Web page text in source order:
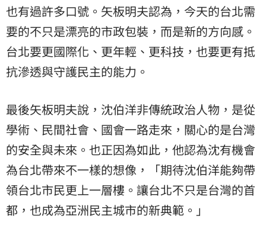
也有過許多口號。矢板明夫認為，今天的台北需
要的不只是漂亮的市政包裝，而是新的方向感。
台北要更國際化、更年輕、更科技，也要更有抵
抗滲透與守護民主的能力。
最後矢板明夫說，沈伯洋非傳統政治人物，是從
學術、民間社會、國會一路走來，關心的是台灣
的安全與未來。也正因為如此，他認為沈有機會
為台北帶來不一樣的想像，「期待沈伯洋能夠帶
領台北市民更上一層樓。讓台北不只是台灣的首
都，也成為亞洲民主城市的新典範。」